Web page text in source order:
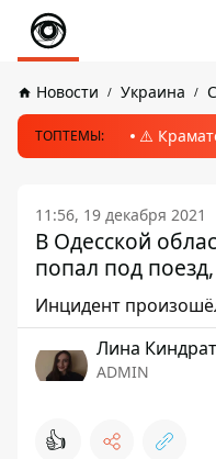
Новости Украина
ТОПТЕМЫ: ⚠️
11:56, 19 декабря 2021
В Одесской
попал под
Инцидент
Лина
ADMIN
👍